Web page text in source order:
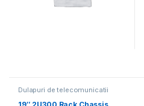
Dulapuri de telecomunicatii